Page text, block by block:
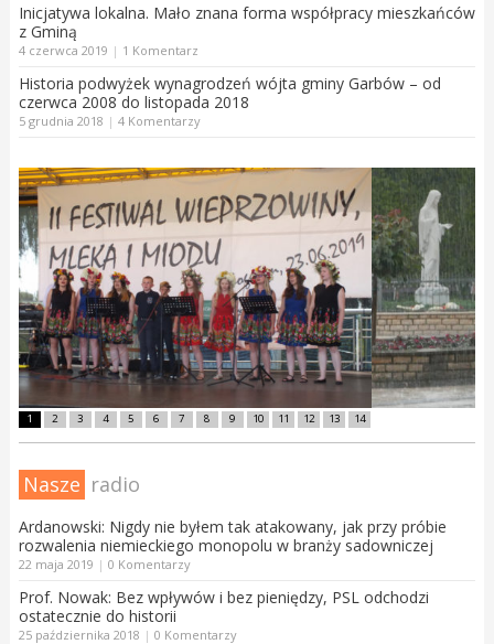
Inicjatywa lokalna. Mało znana forma współpracy mieszkańców
z Gminą
4 czerwca 2019 | 1 Komentarz
Historia podwyżek wynagrodzeń wójta gminy Garbów – od
czerwca 2008 do listopada 2018
5 grudnia 2018 | 4 Komentarzy
1 2 3 4 5 6 7 8 9 10 11 12 13 14
Nasze radio
Ardanowski: Nigdy nie byłem tak atakowany, jak przy próbie
rozwalenia niemieckiego monopolu w branży sadowniczej
22 maja 2019 | 0 Komentarzy
Prof. Nowak: Bez wpływów i bez pieniędzy, PSL odchodzi
ostatecznie do historii
25 października 2018 | 0 Komentarzy